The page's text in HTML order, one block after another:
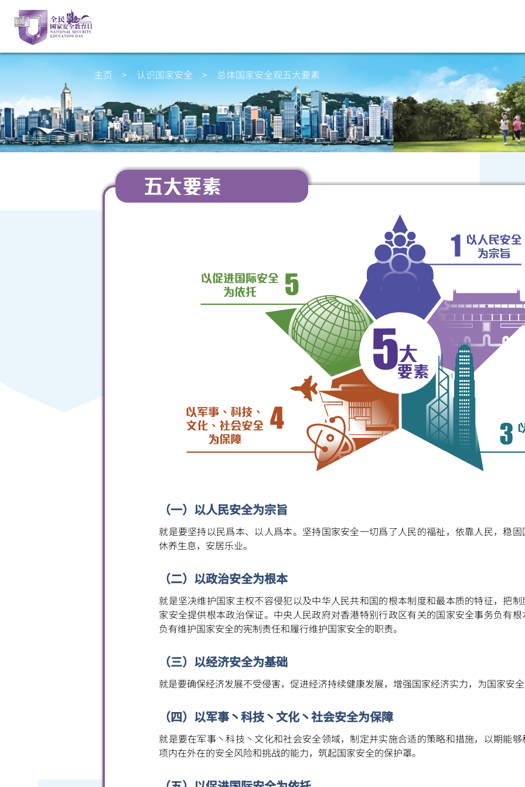
主页 > 认识国家安全 > 总体国家安全观五大要素
（一）以人民安全为宗旨
就是要坚持以民爲本、以人爲本。坚持国家安全一切爲了人民的福祉，依靠人民，稳
休养生息，安居乐业。
（二）以政治安全为根本
就是坚决维护国家主权不容侵犯以及中华人民共和国的根本制度和最本质的特征，把
家安全提供根本政治保证。中央人民政府对香港特别行政区有关的国家安全事务负有
负有维护国家安全的宪制责任和履行维护国家安全的职责。
（三）以经济安全为基础
就是要确保经济发展不受侵害，促进经济持续健康发展，增强国家经济实力，为国家安
（四）以军事丶科技丶文化丶社会安全为保障
就是要在军事丶科技丶文化和社会安全领域，制定并实施合适的策略和措施，以期能
项内在外在的安全风险和挑战的能力，筑起国家安全的保护罩。
扫一扫关注我们的社交媒体，紧贴最新资讯！